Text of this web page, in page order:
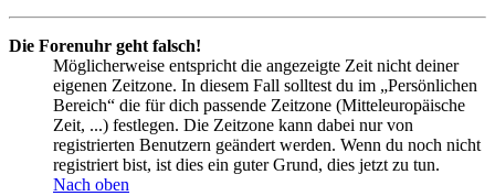
Die Forenuhr geht falsch!
Möglicherweise entspricht die angezeigte Zeit nicht deiner
eigenen Zeitzone. In diesem Fall solltest du im „Persönlichen
Bereich“ die für dich passende Zeitzone (Mitteleuropäische
Zeit, ...) festlegen. Die Zeitzone kann dabei nur von
registrierten Benutzern geändert werden. Wenn du noch nicht
registriert bist, ist dies ein guter Grund, dies jetzt zu tun.
Nach oben